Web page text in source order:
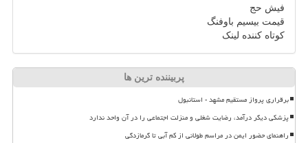
فیش حج
قیمت بیسیم باوفنگ
کوتاه کننده لینک
پربیننده ترین ها
برقراری پرواز مستقیم مشهد - استانبول
پزشکی دیگر درآمد، رضایت شغلی و منزلت اجتماعی را در آن واحد ندارد
راهنمای حضور ایمن در مراسم طولانی از کم آبی تا گرمازدگی